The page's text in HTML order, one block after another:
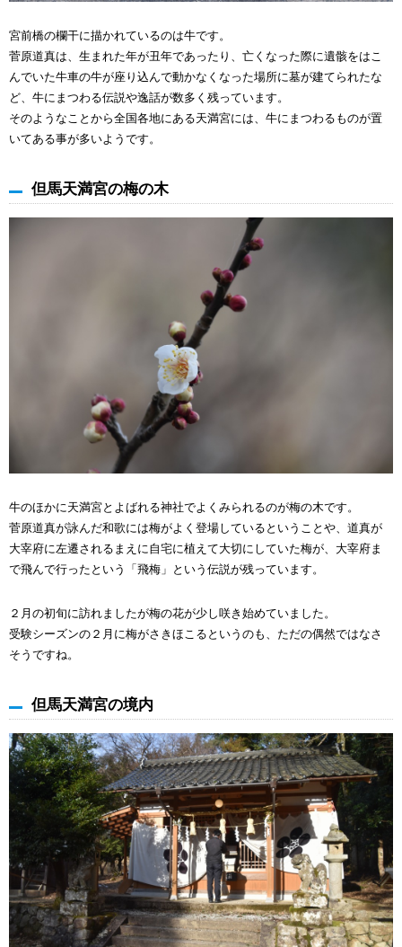
宮前橋の欄干に描かれているのは牛です。
菅原道真は、生まれた年が丑年であったり、亡くなった際に遺骸をはこ
んでいた牛車の牛が座り込んで動かなくなった場所に墓が建てられたな
ど、牛にまつわる伝説や逸話が数多く残っています。
そのようなことから全国各地にある天満宮には、牛にまつわるものが置
いてある事が多いようです。
但馬天満宮の梅の木
牛のほかに天満宮とよばれる神社でよくみられるのが梅の木です。
菅原道真が詠んだ和歌には梅がよく登場しているということや、道真が
大宰府に左遷されるまえに自宅に植えて大切にしていた梅が、大宰府ま
で飛んで行ったという「飛梅」という伝説が残っています。
２月の初旬に訪れましたが梅の花が少し咲き始めていました。
受験シーズンの２月に梅がさきほこるというのも、ただの偶然ではなさ
そうですね。
但馬天満宮の境内